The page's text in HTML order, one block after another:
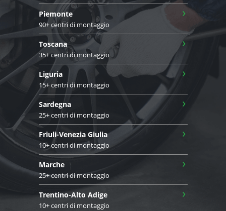
Piemonte
90+ centri di montaggio
›
Toscana
35+ centri di montaggio
›
Liguria
15+ centri di montaggio
›
Sardegna
25+ centri di montaggio
›
Friuli-Venezia Giulia
10+ centri di montaggio
›
Marche
25+ centri di montaggio
›
Trentino-Alto Adige
10+ centri di montaggio
›